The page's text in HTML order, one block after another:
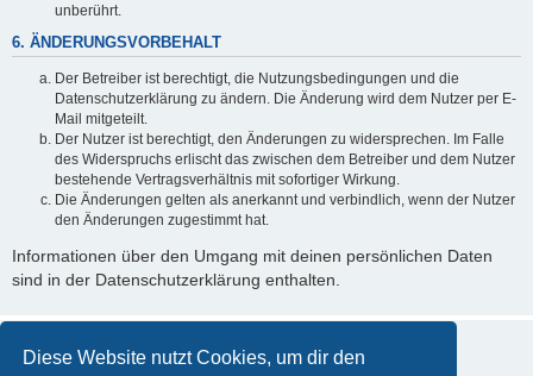
Diese Website nutzt Cookies, um dir den
unberührt.
6. ÄNDERUNGSVORBEHALT
Der Betreiber ist berechtigt, die Nutzungsbedingungen und die
Datenschutzerklärung zu ändern. Die Änderung wird dem Nutzer per E-
Mail mitgeteilt.
Der Nutzer ist berechtigt, den Änderungen zu widersprechen. Im Falle
des Widerspruchs erlischt das zwischen dem Betreiber und dem Nutzer
bestehende Vertragsverhältnis mit sofortiger Wirkung.
Die Änderungen gelten als anerkannt und verbindlich, wenn der Nutzer
den Änderungen zugestimmt hat.
Informationen über den Umgang mit deinen persönlichen Daten
sind in der Datenschutzerklärung enthalten.